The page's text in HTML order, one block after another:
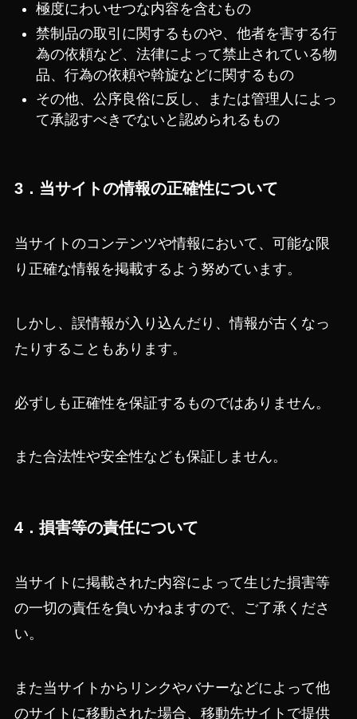
極度にわいせつな内容を含むもの
禁制品の取引に関するものや、他者を害する行
為の依頼など、法律によって禁止されている物
品、行為の依頼や斡旋などに関するもの
その他、公序良俗に反し、または管理人によっ
て承認すべきでないと認められるもの
3．当サイトの情報の正確性について
当サイトのコンテンツや情報において、可能な限
り正確な情報を掲載するよう努めています。
しかし、誤情報が入り込んだり、情報が古くなっ
たりすることもあります。
必ずしも正確性を保証するものではありません。
また合法性や安全性なども保証しません。
4．損害等の責任について
当サイトに掲載された内容によって生じた損害等
の一切の責任を負いかねますので、ご了承くださ
い。
また当サイトからリンクやバナーなどによって他
のサイトに移動された場合、移動先サイトで提供